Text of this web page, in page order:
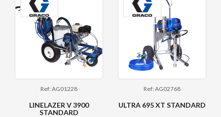
Ref: AG01228
LINELAZER V 3900
STANDARD
Ref: AG02768
ULTRA 695 XT STANDARD